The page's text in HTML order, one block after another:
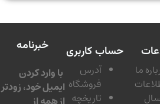
حساب کاربری
آدرس
فروشگاه
تاریخچه
خبرنامه
با وارد کردن
ایمیل خود، زودتر